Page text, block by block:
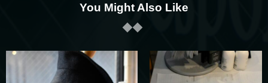
You Might Also Like